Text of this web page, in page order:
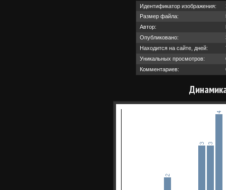
Идентификатор изображения:
Размер файла:
Автор:
Опубликовано:
Находится на сайте, дней:
Уникальных просмотров:
Комментариев: